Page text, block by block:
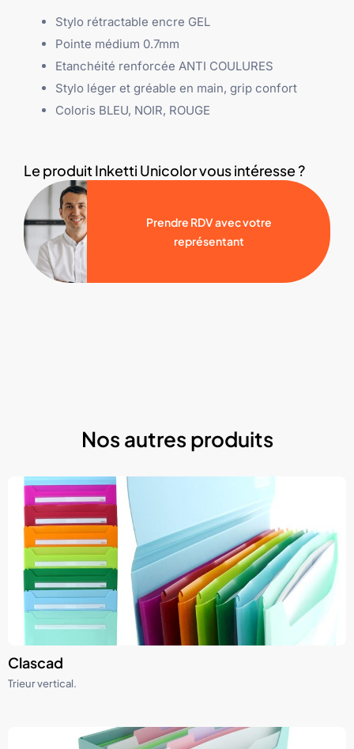
Stylo rétractable encre GEL
Pointe médium 0.7mm
Etanchéité renforcée ANTI COULURES
Stylo léger et gréable en main, grip confort
Coloris BLEU, NOIR, ROUGE
Le produit Inketti Unicolor vous intéresse ?
Prendre RDV avec votre
représentant
Nos autres produits
Clascad
Trieur vertical.